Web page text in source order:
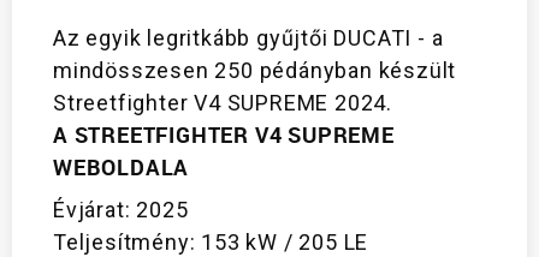
Az egyik legritkább gyűjtői DUCATI - a
mindösszesen 250 pédányban készült
Streetfighter V4 SUPREME 2024.
A STREETFIGHTER V4 SUPREME
WEBOLDALA
Évjárat: 2025
Teljesítmény: 153 kW / 205 LE